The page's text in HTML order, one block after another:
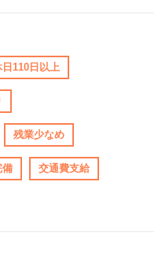
110日以上
残業少なめ
備 交通費支給